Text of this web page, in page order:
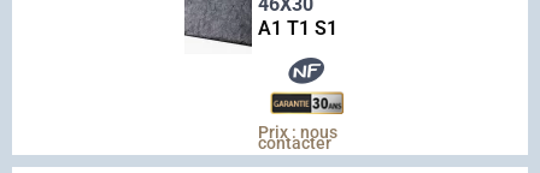
A1 T1 S1
Prix : nous
contacter